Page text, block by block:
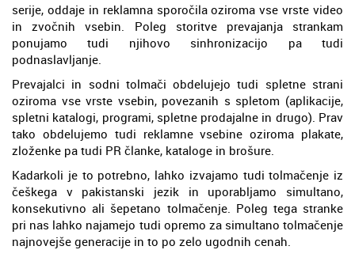
serije, oddaje in reklamna sporočila oziroma vse vrste video
in zvočnih vsebin. Poleg storitve prevajanja strankam
ponujamo tudi njihovo sinhronizacijo pa tudi
podnaslavljanje.
Prevajalci in sodni tolmači obdelujejo tudi spletne strani
oziroma vse vrste vsebin, povezanih s spletom (aplikacije,
spletni katalogi, programi, spletne prodajalne in drugo). Prav
tako obdelujemo tudi reklamne vsebine oziroma plakate,
zloženke pa tudi PR članke, kataloge in brošure.
Kadarkoli je to potrebno, lahko izvajamo tudi tolmačenje iz
češkega v pakistanski jezik in uporabljamo simultano,
konsekutivno ali šepetano tolmačenje. Poleg tega stranke
pri nas lahko najamejo tudi opremo za simultano tolmačenje
najnovejše generacije in to po zelo ugodnih cenah.